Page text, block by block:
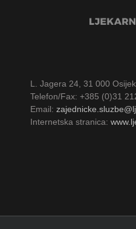
L. Jagera 24, 31 000 Osijek
Telefon/Fax: +385 (0)31
Email:
Internetska stranica: